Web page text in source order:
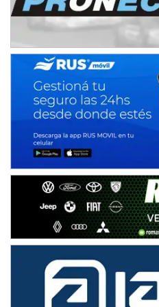
08/09-AGO
IAME SERIES ARGENTINA 6
Baradero (Buenos Aires)
KDO - F6
Ciudad de Trenque Lauquen (Asfalto)
Trenque Lauquen (Buenos Aires)
ENTRERRIANO - F6 (POSTERGADA)
Parque de la Velocidad (Asfalto)
Villaguay (Entre Ríos)
VICTORIENSE - F7
Victoria (Entre Ríos)
PATAGONICO - F6
Gral. E. Godoy (Río Negro)
Juventud Unida (Tierra)